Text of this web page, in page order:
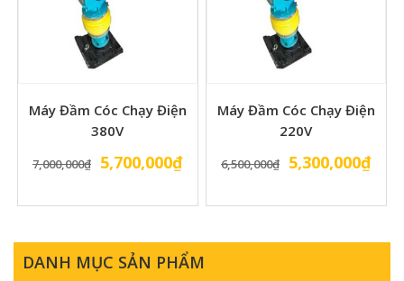
Máy Đầm Cóc Chạy Điện
380V
7,000,000₫
Giá
là:
5,700,000₫Giá
tại
5,700,000₫.
Máy Đầm Cóc Chạy Điện
220V
6,500,000₫
Giá
là:
5,300,000₫Giá
tại
DANH MỤC SẢN PHẨM